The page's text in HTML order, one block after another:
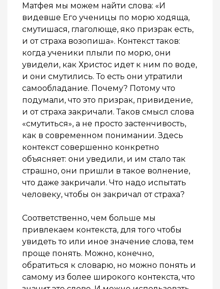
Матфея мы можем найти слова: «И
видевше Его ученицы по морю ходяща,
смутишася, глаголюще, яко призрак есть,
и от страха возопиша». Контекст таков:
когда ученики плыли по морю, они
увидели, как Христос идет к ним по воде,
и они смутились. То есть они утратили
самообладание. Почему? Потому что
подумали, что это призрак, привидение,
и от страха закричали. Таков смысл слова
«смутиться», а не просто застенчивость,
как в современном понимании. Здесь
контекст совершенно конкретно
объясняет: они уведили, и им стало так
страшно, они пришли в такое волнение,
что даже закричали. Что надо испытать
человеку, чтобы он закричал от страха?
Соответственно, чем больше мы
привлекаем контекста, для того чтобы
увидеть то или иное значение слова, тем
проще понять. Можно, конечно,
обратиться к словарю, но можно понять и
самому из более широкого контекста, что